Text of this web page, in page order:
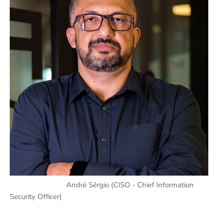
⁠ André Sérgio (CISO - Chief Information
Security Officer)